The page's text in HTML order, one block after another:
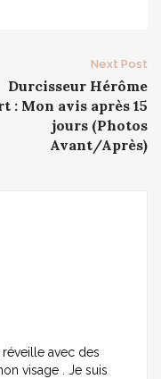
Next Post
Durcisseur Hérôme
: Mon avis après 15
jours (Photos
Avant/Après)
réveille avec des
visage . Je suis